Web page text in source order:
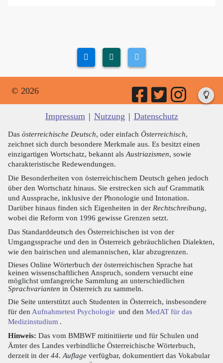
© 2026
Impressum | Nutzung | Datenschutz
Das österreichische Deutsch, oder einfach Österreichisch,
zeichnet sich durch besondere Merkmale aus. Es besitzt einen
einzigartigen Wortschatz, bekannt als Austriazismen, sowie
charakteristische Redewendungen.
Die Besonderheiten von österreichischem Deutsch gehen jedoch
über den Wortschatz hinaus. Sie erstrecken sich auf Grammatik
und Aussprache, inklusive der Phonologie und Intonation.
Darüber hinaus finden sich Eigenheiten in der Rechtschreibung,
wobei die Reform von 1996 gewisse Grenzen setzt.
Das Standarddeutsch des Österreichischen ist von der
Umgangssprache und den in Österreich gebräuchlichen Dialekten,
wie den bairischen und alemannischen, klar abzugrenzen.
Dieses Online Wörterbuch der österreichischen Sprache hat
keinen wissenschaftlichen Anspruch, sondern versucht eine
möglichst umfangreiche Sammlung an unterschiedlichen
Sprachvarianten in Österreich zu sammeln.
Die Seite unterstützt auch Studenten in Österreich, insbesondere
für den Aufnahmetest Psychologie und den MedAT für das
Medizinstudium .
Hinweis: Das vom BMBWF mitinitiierte und für Schulen und
Ämter des Landes verbindliche Österreichische Wörterbuch,
derzeit in der 44. Auflage verfügbar, dokumentiert das Vokabular